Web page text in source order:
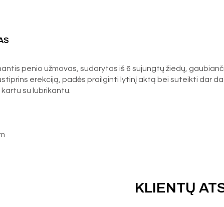
penio užmovas, sudarytas iš 6 sujungtų žiedų,
erekciją, padės prailginti lytinį aktą bei suteikti dar
su lubrikantu.
KLIENTŲ